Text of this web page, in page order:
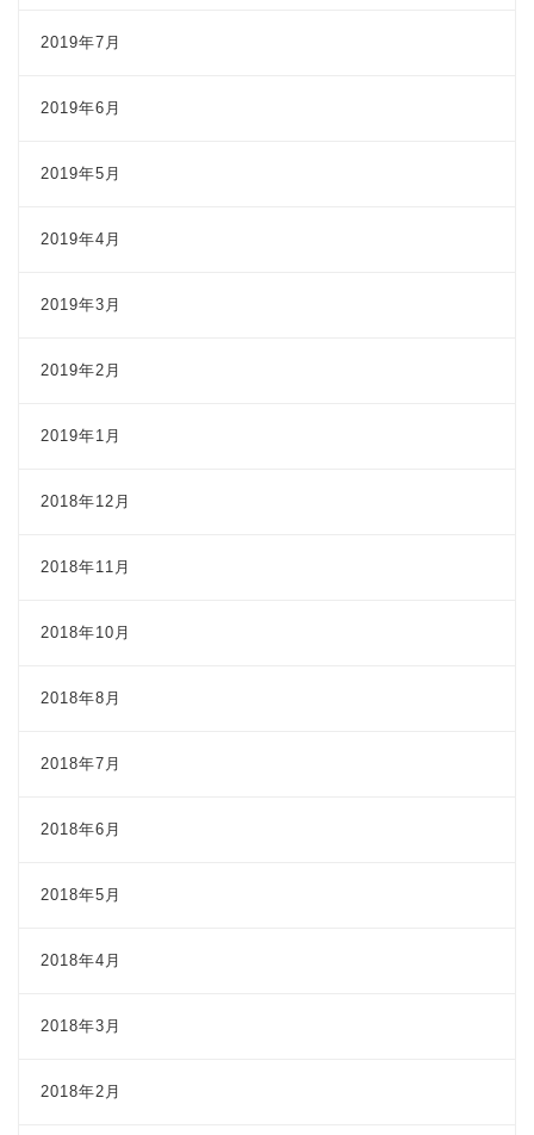
2019年7月
2019年6月
2019年5月
2019年4月
2019年3月
2019年2月
2019年1月
2018年12月
2018年11月
2018年10月
2018年8月
2018年7月
2018年6月
2018年5月
2018年4月
2018年3月
2018年2月